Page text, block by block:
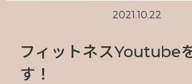
2021.10.22
フィットネスYoutube
す！